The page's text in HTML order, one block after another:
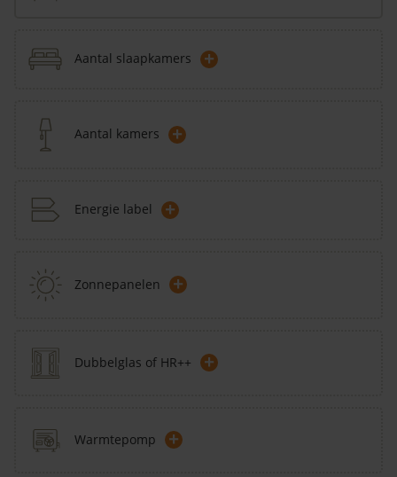
Aantal slaapkamers +
Aantal kamers +
Energie label +
Zonnepanelen +
Dubbelglas of HR++ +
Warmtepomp +